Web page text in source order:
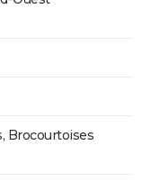
Brocourtoises